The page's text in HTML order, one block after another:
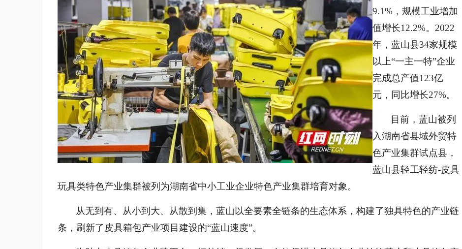
9.1%，规模工业增加
值增长12.2%。2022
年，蓝山县34家规模
以上“一主一特”企业
完成总产值123亿
元，同比增长27%。
目前，蓝山被列
入湖南省县域外贸特
色产业集群试点县，
蓝山县轻工轻纺-皮具
玩具类特色产业集群被列为湖南省中小工业企业特色产业集群培育对象。
从无到有、从小到大、从散到集，蓝山以全要素全链条的生态体系，构建了独具特色的产业链
条，刷新了皮具箱包产业项目建设的“蓝山速度”。